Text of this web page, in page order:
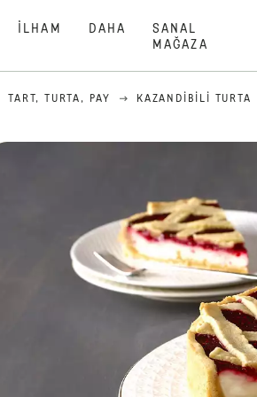
İLHAM DAHA
SANAL
MAĞAZA
TART, TURTA, PAY KAZANDIBILI TURTA